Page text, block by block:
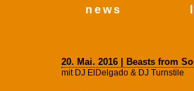
news
20. Mai. 2016 | Beasts from
mit DJ ElDelgado & DJ Turnstile